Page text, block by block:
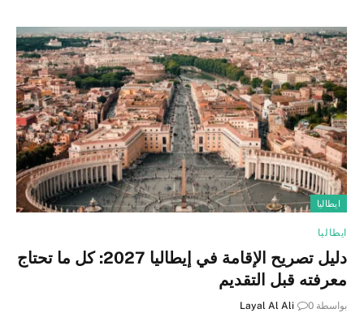
ايطاليا
ايطاليا
دليل تصريح الإقامة في إيطاليا 2027: كل ما تحتاج
معرفته قبل التقديم
بواسطة Layal Al Ali 0